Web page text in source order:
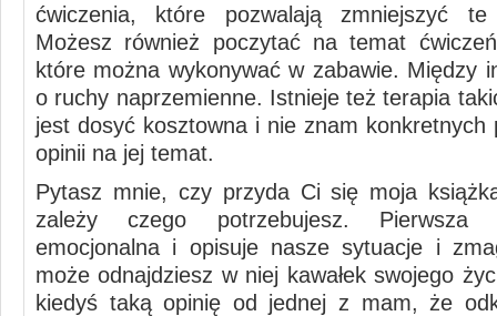
ćwiczenia, które pozwalają zmniejszyć te
Możesz również poczytać na temat
które można wykonywać w zabawie. Między
o ruchy naprzemienne. Istnieje też terapia
jest dosyć kosztowna i nie znam konkretnych
opinii na jej temat.
Pytasz mnie, czy przyda Ci się moja
zależy czego potrzebujesz.
emocjonalna i opisuje nasze sytuacje i
może odnajdziesz w niej kawałek swojego
kiedyś taką opinię od jednej z mam, że